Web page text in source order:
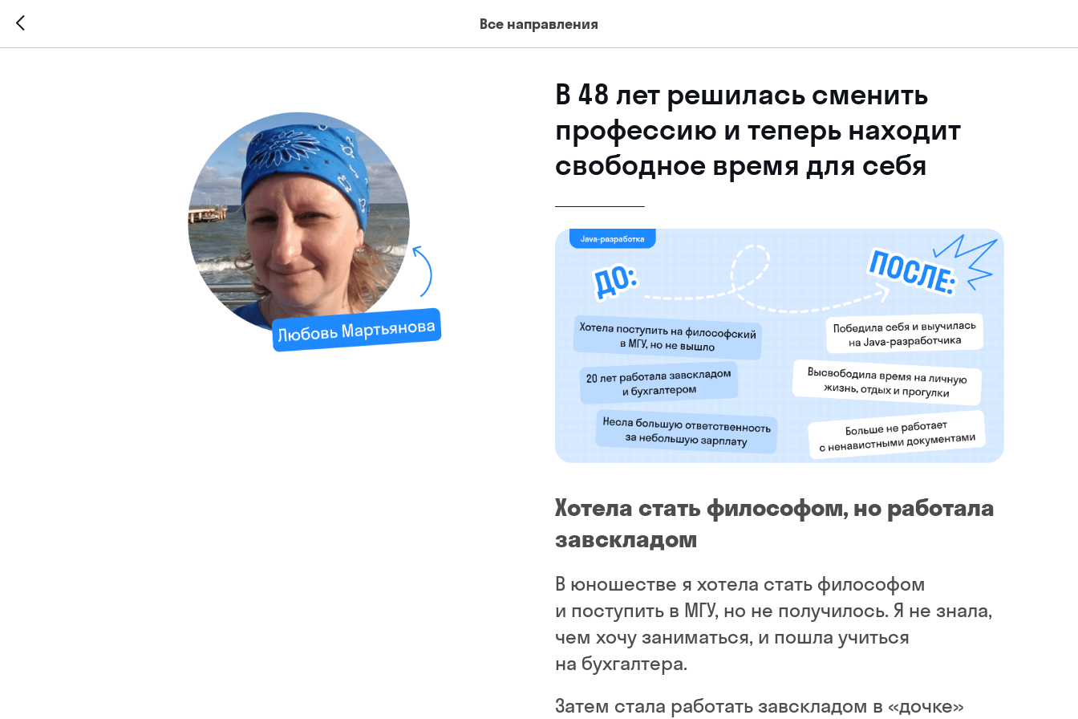
Все направления
В 48 лет решилась сменить
профессию и теперь находит
свободное время для себя
Хотела стать философом, но работала
завскладом
В юношестве я хотела стать философом
и поступить в МГУ, но не получилось. Я не знала,
чем хочу заниматься, и пошла учиться
на бухгалтера.
Затем стала работать завскладом в «дочке»